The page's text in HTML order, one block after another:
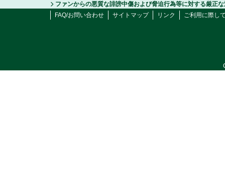
ファンからの悪質な誹謗中傷および脅迫行為等に対する厳正
FAQ/お問い合わせ
サイトマップ リンク ご利用に際し